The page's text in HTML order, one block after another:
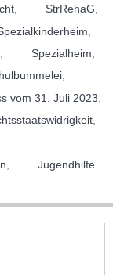
, StrRehaG,
Spezialheim
,
vom 31. Juli 2023
Jugendhilfe